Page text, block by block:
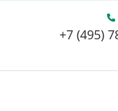
+7 (495)